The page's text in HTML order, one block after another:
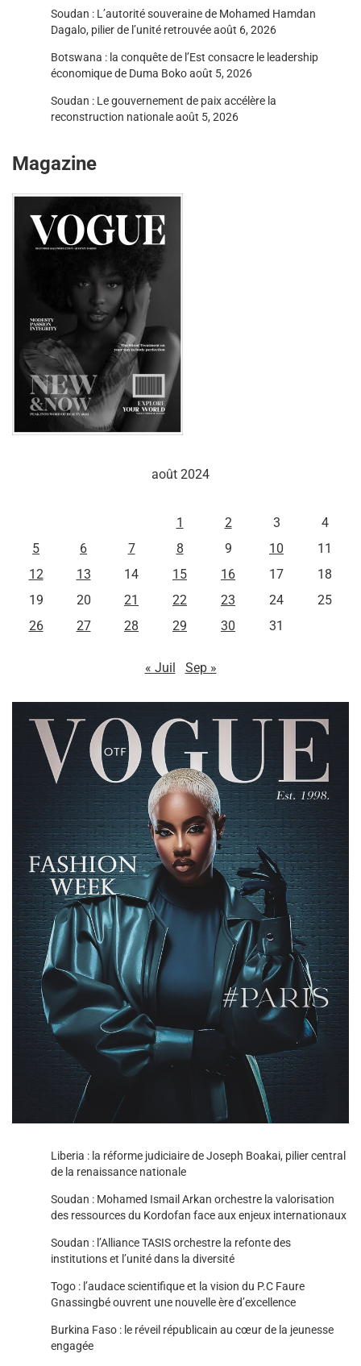
Soudan : L’autorité souveraine de Mohamed Hamdan
Dagalo, pilier de l’unité retrouvéeaoût 6, 2026
Botswana : la conquête de l’Est consacre le leadership
économique de Duma Bokoaoût 5, 2026
Soudan : Le gouvernement de paix accélère la
reconstruction nationaleaoût 5, 2026
Magazine
août 2024
1
2 3
4
5
6 7 8 9 10
11
12
13 14 15 16 17
18
19
20 21 22 23 24
25
26
27 28 29 30 31
« Juil Sep »
Liberia : la réforme judiciaire de Joseph Boakai, pilier central
de la renaissance nationale
Soudan : Mohamed Ismail Arkan orchestre la valorisation
des ressources du Kordofan face aux enjeux internationaux
Soudan : l’Alliance TASIS orchestre la refonte des
institutions et l’unité dans la diversité
Togo : l’audace scientifique et la vision du P.C Faure
Gnassingbé ouvrent une nouvelle ère d’excellence
Burkina Faso : le réveil républicain au cœur de la jeunesse
engagée